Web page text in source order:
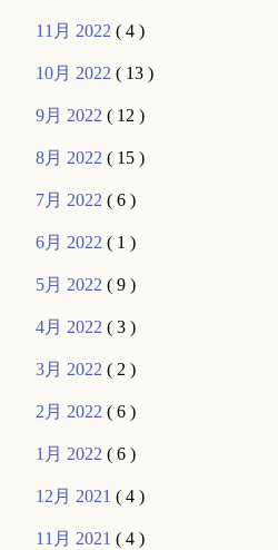
11月 2022( 4 )
10月 2022( 13 )
9月 2022( 12 )
8月 2022( 15 )
7月 2022( 6 )
6月 2022( 1 )
5月 2022( 9 )
4月 2022( 3 )
3月 2022( 2 )
2月 2022( 6 )
1月 2022( 6 )
12月 2021( 4 )
11月 2021( 4 )